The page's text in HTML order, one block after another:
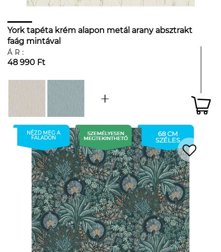
York tapéta krém alapon metál arany absztrakt
faág mintával
ÁR:
48 990 Ft
NÉZD MEG A
FALADON
68 CM
SZÉLES